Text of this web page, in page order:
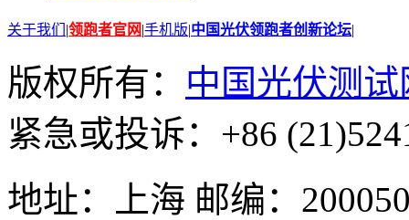
关于我们 |领跑者官网|手机版|中国光伏领跑者创新论坛|
版权所有： 中国光伏测试
紧急或投诉：+86
地址：上海 邮编：